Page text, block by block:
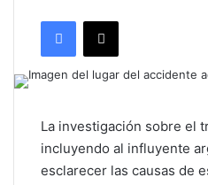
Facebook
X
La investigación sobre el
incluyendo al influyente
esclarecer las causas de